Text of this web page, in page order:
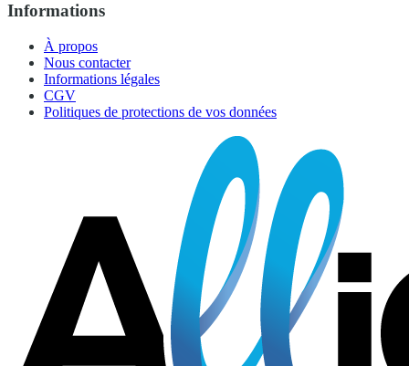
Informations
À propos
Nous contacter
Informations légales
CGV
Politiques de protections de vos données